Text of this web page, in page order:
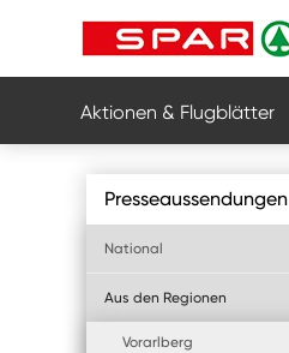
Aktionen & Flugblätter
Presseaussendungen
National
Aus den Regionen
Vorarlberg